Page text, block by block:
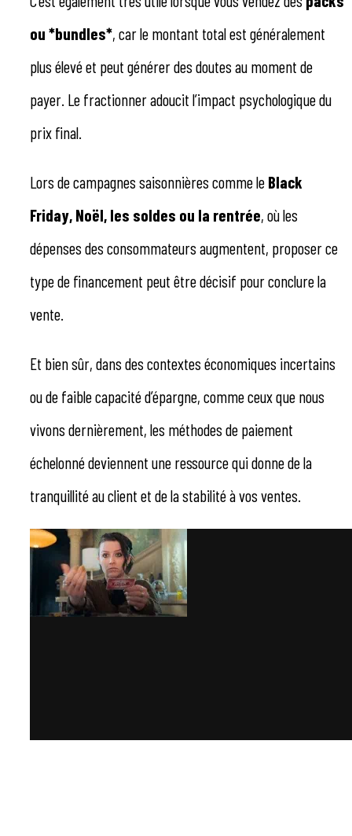
ou *bundles*, car le montant total est généralement
plus élevé et peut générer des doutes au moment de
payer. Le fractionner adoucit l’impact psychologique du
prix final.
Lors de campagnes saisonnières comme le Black
Friday, Noël, les soldes ou la rentrée, où les
dépenses des consommateurs augmentent, proposer ce
type de financement peut être décisif pour conclure la
vente.
Et bien sûr, dans des contextes économiques incertains
ou de faible capacité d’épargne, comme ceux que nous
vivons dernièrement, les méthodes de paiement
échelonné deviennent une ressource qui donne de la
tranquillité au client et de la stabilité à vos ventes.